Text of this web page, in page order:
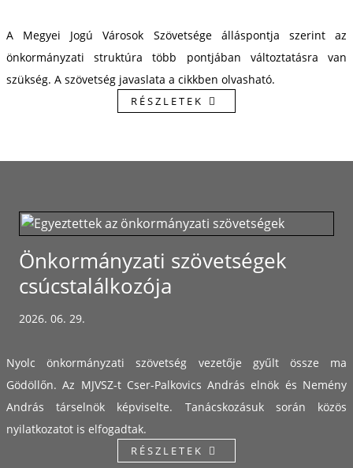
A Megyei Jogú Városok Szövetsége álláspontja szerint az
önkormányzati struktúra több pontjában változtatásra van
szükség. A szövetség javaslata a cikkben olvasható.
RÉSZLETEK
Önkormányzati szövetségek
csúcstalálkozója
2026. 06. 29.
Nyolc önkormányzati szövetség vezetője gyűlt össze ma
Gödöllőn. Az MJVSZ-t Cser-Palkovics András elnök és Nemény
András társelnök képviselte. Tanácskozásuk során közös
nyilatkozatot is elfogadtak.
RÉSZLETEK